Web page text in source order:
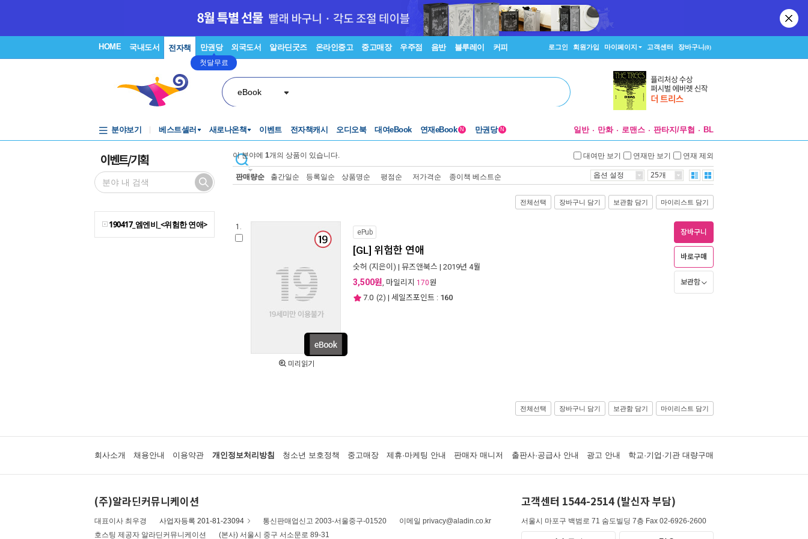
HOME 국내도서 전자책 만권당
첫달무료
외국도서 알라딘굿즈 온라인중고 중고매장 우주점 음반 블루레이 커피 로그인 회원가입 마이페이지 고객센터 장바구니(0)
eBook
분야보기 베스트셀러 새로나온책 이벤트 전자책캐시 오디오북 대여eBook 연재eBook N 만권당 N 일반 만화 로맨스 판타지/무협 BL
이벤트/기획
190417_엠엔비_<위험한 연애>
이 분야에 1개의 상품이 있습니다. 대여만 보기 연재만 보기 연재 제외
판매량순 출간일순 등록일순 상품명순 평점순 저가격순 종이책 베스트순 옵션 설정 25개
전체선택 장바구니 담기 보관함 담기 마이리스트 담기
1.
미리읽기
ePub
[GL] 위험한 연애
슷허 (지은이) | 뮤즈앤북스 | 2019년 4월
3,500원, 마일리지 170원
7.0 (2) | 세일즈포인트 : 160
장바구니
바로구매
보관함
전체선택 장바구니 담기 보관함 담기 마이리스트 담기
회사소개 채용안내 이용약관 개인정보처리방침 청소년 보호정책 중고매장 제휴·마케팅 안내 판매자 매니저 출판사·공급사 안내 광고 안내 학교·기업·기관 대량구매
(주)알라딘커뮤니케이션
대표이사 최우경 사업자등록 201-81-23094 통신판매업신고 2003-서울중구-01520
이메일 privacy@aladin.co.kr
호스팅 제공자 알라딘커뮤니케이션
(본사) 서울시 중구 서소문로 89-31
고객센터 1544-2514 (발신자 부담)
서울시 마포구 백범로 71 숨도빌딩 7층 Fax 02-6926-2600